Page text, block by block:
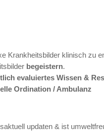
Krankheitsbilder klinisch zu
begeistern.
evaluiertes Wissen &
Ordination / Ambulanz
updaten & ist